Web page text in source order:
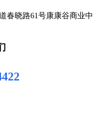
春晓路61号康康谷商业中